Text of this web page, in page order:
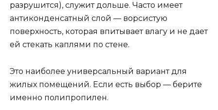
разрушится), служит дольше. Часто имеет
антиконденсатный слой — ворсистую
поверхность, которая впитывает влагу и не дает
ей стекать каплями по стене.
Это наиболее универсальный вариант для
жилых помещений. Если есть выбор — берите
именно полипропилен.